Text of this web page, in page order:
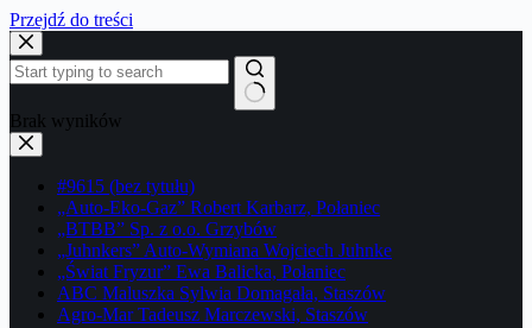
Przejdź do treści
Brak wyników
#9615 (bez tytułu)
„Auto-Eko-Gaz” Robert Karbarz, Połaniec
„BTBB” Sp. z o.o. Grzybów
„Juhnkers” Auto-Wymiana Wojciech Juhnke
„Świat Fryzur” Ewa Balicka, Połaniec
ABC Maluszka Sylwia Domagała, Staszów
Agro-Mar Tadeusz Marczewski, Staszów